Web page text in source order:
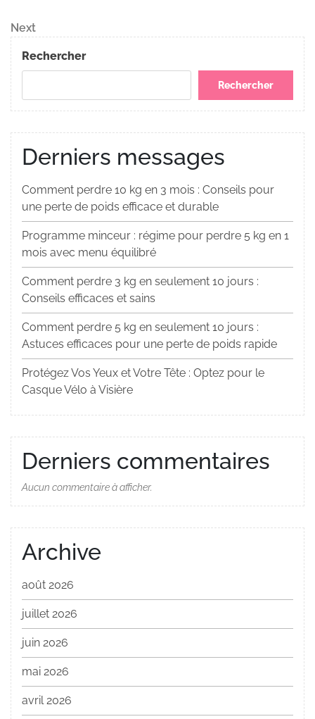
de
l’article
Next
Post
Next
Rechercher
Rechercher
Derniers messages
Comment perdre 10 kg en 3 mois : Conseils pour
une perte de poids efficace et durable
Programme minceur : régime pour perdre 5 kg en 1
mois avec menu équilibré
Comment perdre 3 kg en seulement 10 jours :
Conseils efficaces et sains
Comment perdre 5 kg en seulement 10 jours :
Astuces efficaces pour une perte de poids rapide
Protégez Vos Yeux et Votre Tête : Optez pour le
Casque Vélo à Visière
Derniers commentaires
Aucun commentaire à afficher.
Archive
août 2026
juillet 2026
juin 2026
mai 2026
avril 2026